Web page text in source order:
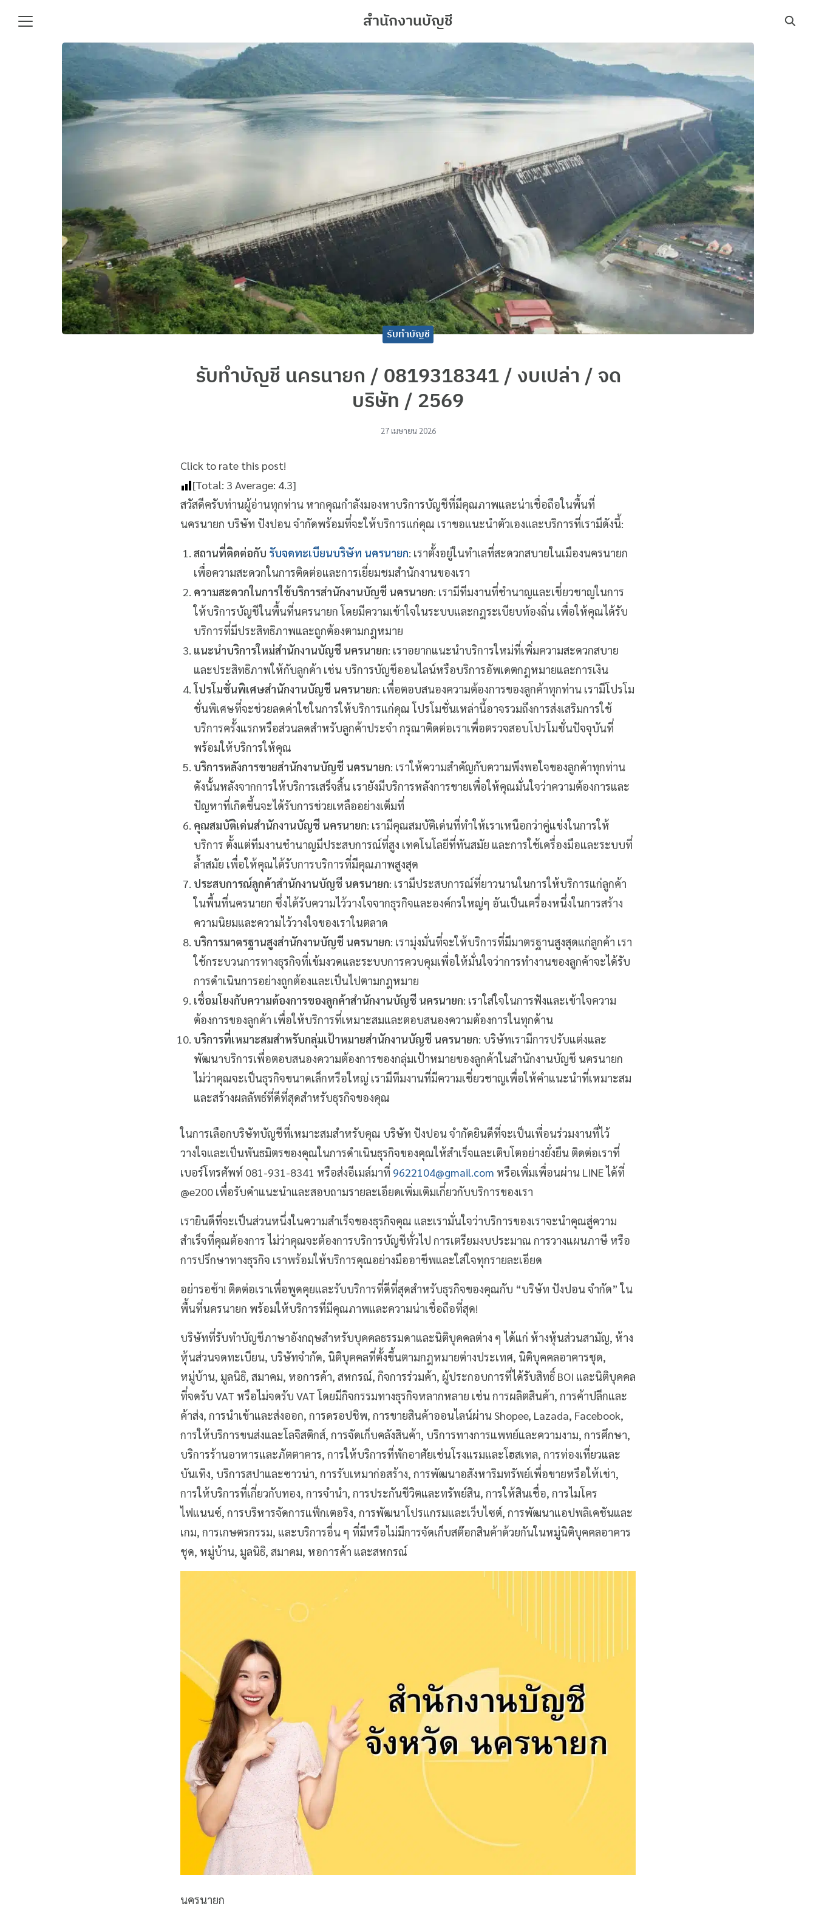
สำนักงานบัญชี
Search
for:
รับทำบัญชี
รับทำบัญชี นครนายก / 0819318341 / งบเปล่า / จด
บริษัท / 2569
27 เมษายน 2026
Click to rate this post!
[Total: 3 Average: 4.3]
สวัสดีครับท่านผู้อ่านทุกท่าน หากคุณกำลังมองหาบริการบัญชีที่มีคุณภาพและน่าเชื่อถือในพื้นที่
นครนายก บริษัท ปังปอน จำกัดพร้อมที่จะให้บริการแก่คุณ เราขอแนะนำตัวเองและบริการที่เรามีดังนี้:
สถานที่ติดต่อกับ รับจดทะเบียนบริษัท นครนายก: เราตั้งอยู่ในทำเลที่สะดวกสบายในเมืองนครนายก
เพื่อความสะดวกในการติดต่อและการเยี่ยมชมสำนักงานของเรา
ความสะดวกในการใช้บริการสำนักงานบัญชี นครนายก: เรามีทีมงานที่ชำนาญและเชี่ยวชาญในการ
ให้บริการบัญชีในพื้นที่นครนายก โดยมีความเข้าใจในระบบและกฎระเบียบท้องถิ่น เพื่อให้คุณได้รับ
บริการที่มีประสิทธิภาพและถูกต้องตามกฎหมาย
แนะนำบริการใหม่สำนักงานบัญชี นครนายก: เราอยากแนะนำบริการใหม่ที่เพิ่มความสะดวกสบาย
และประสิทธิภาพให้กับลูกค้า เช่น บริการบัญชีออนไลน์หรือบริการอัพเดตกฎหมายและการเงิน
โปรโมชั่นพิเศษสำนักงานบัญชี นครนายก: เพื่อตอบสนองความต้องการของลูกค้าทุกท่าน เรามีโปรโม
ชั่นพิเศษที่จะช่วยลดค่าใชในการให้บริการแก่คุณ โปรโมชั่นเหล่านี้อาจรวมถึงการส่งเสริมการใช้
บริการครั้งแรกหรือส่วนลดสำหรับลูกค้าประจำ กรุณาติดต่อเราเพื่อตรวจสอบโปรโมชั่นปัจจุบันที่
พร้อมให้บริการให้คุณ
บริการหลังการขายสำนักงานบัญชี นครนายก: เราให้ความสำคัญกับความพึงพอใจของลูกค้าทุกท่าน
ดังนั้นหลังจากการให้บริการเสร็จสิ้น เรายังมีบริการหลังการขายเพื่อให้คุณมั่นใจว่าความต้องการและ
ปัญหาที่เกิดขึ้นจะได้รับการช่วยเหลืออย่างเต็มที่
คุณสมบัติเด่นสำนักงานบัญชี นครนายก: เรามีคุณสมบัติเด่นที่ทำให้เราเหนือกว่าคู่แข่งในการให้
บริการ ตั้งแต่ทีมงานชำนาญมีประสบการณ์ที่สูง เทคโนโลยีที่ทันสมัย และการใช้เครื่องมือและระบบที่
ล้ำสมัย เพื่อให้คุณได้รับการบริการที่มีคุณภาพสูงสุด
ประสบการณ์ลูกค้าสำนักงานบัญชี นครนายก: เรามีประสบการณ์ที่ยาวนานในการให้บริการแก่ลูกค้า
ในพื้นที่นครนายก ซึ่งได้รับความไว้วางใจจากธุรกิจและองค์กรใหญ่ๆ อันเป็นเครื่องหนึ่งในการสร้าง
ความนิยมและความไว้วางใจของเราในตลาด
บริการมาตรฐานสูงสำนักงานบัญชี นครนายก: เรามุ่งมั่นที่จะให้บริการที่มีมาตรฐานสูงสุดแก่ลูกค้า เรา
ใช้กระบวนการทางธุรกิจที่เข้มงวดและระบบการควบคุมเพื่อให้มั่นใจว่าการทำงานของลูกค้าจะได้รับ
การดำเนินการอย่างถูกต้องและเป็นไปตามกฎหมาย
เชื่อมโยงกับความต้องการของลูกค้าสำนักงานบัญชี นครนายก: เราใส่ใจในการฟังและเข้าใจความ
ต้องการของลูกค้า เพื่อให้บริการที่เหมาะสมและตอบสนองความต้องการในทุกด้าน
บริการที่เหมาะสมสำหรับกลุ่มเป้าหมายสำนักงานบัญชี นครนายก: บริษัทเรามีการปรับแต่งและ
พัฒนาบริการเพื่อตอบสนองความต้องการของกลุ่มเป้าหมายของลูกค้าในสำนักงานบัญชี นครนายก
ไม่ว่าคุณจะเป็นธุรกิจขนาดเล็กหรือใหญ่ เรามีทีมงานที่มีความเชี่ยวชาญเพื่อให้คำแนะนำที่เหมาะสม
และสร้างผลลัพธ์ที่ดีที่สุดสำหรับธุรกิจของคุณ
ในการเลือกบริษัทบัญชีที่เหมาะสมสำหรับคุณ บริษัท ปังปอน จำกัดยินดีที่จะเป็นเพื่อนร่วมงานที่ไว้
วางใจและเป็นพันธมิตรของคุณในการดำเนินธุรกิจของคุณให้สำเร็จและเติบโตอย่างยั่งยืน ติดต่อเราที่
เบอร์โทรศัพท์ 081-931-8341 หรือส่งอีเมล์มาที่ 9622104@gmail.com หรือเพิ่มเพื่อนผ่าน LINE ได้ที่
@e200 เพื่อรับคำแนะนำและสอบถามรายละเอียดเพิ่มเติมเกี่ยวกับบริการของเรา
เรายินดีที่จะเป็นส่วนหนึ่งในความสำเร็จของธุรกิจคุณ และเรามั่นใจว่าบริการของเราจะนำคุณสู่ความ
สำเร็จที่คุณต้องการ ไม่ว่าคุณจะต้องการบริการบัญชีทั่วไป การเตรียมงบประมาณ การวางแผนภาษี หรือ
การปรึกษาทางธุรกิจ เราพร้อมให้บริการคุณอย่างมืออาชีพและใส่ใจทุกรายละเอียด
อย่ารอช้า! ติดต่อเราเพื่อพูดคุยและรับบริการที่ดีที่สุดสำหรับธุรกิจของคุณกับ “บริษัท ปังปอน จำกัด” ใน
พื้นที่นครนายก พร้อมให้บริการที่มีคุณภาพและความน่าเชื่อถือที่สุด!
บริษัทที่รับทำบัญชีภาษาอังกฤษสำหรับบุคคลธรรมดาและนิติบุคคลต่าง ๆ ได้แก่ ห้างหุ้นส่วนสามัญ, ห้าง
หุ้นส่วนจดทะเบียน, บริษัทจำกัด, นิติบุคคลที่ตั้งขึ้นตามกฎหมายต่างประเทศ, นิติบุคคลอาคารชุด,
หมู่บ้าน, มูลนิธิ, สมาคม, หอการค้า, สหกรณ์, กิจการร่วมค้า, ผู้ประกอบการที่ได้รับสิทธิ์ BOI และนิติบุคคล
ที่จดรับ VAT หรือไม่จดรับ VAT โดยมีกิจกรรมทางธุรกิจหลากหลาย เช่น การผลิตสินค้า, การค้าปลีกและ
ค้าส่ง, การนำเข้าและส่งออก, การดรอปชิพ, การขายสินค้าออนไลน์ผ่าน Shopee, Lazada, Facebook,
การให้บริการขนส่งและโลจิสติกส์, การจัดเก็บคลังสินค้า, บริการทางการแพทย์และความงาม, การศึกษา,
บริการร้านอาหารและภัตตาคาร, การให้บริการที่พักอาศัยเช่นโรงแรมและโฮสเทล, การท่องเที่ยวและ
บันเทิง, บริการสปาและซาวน่า, การรับเหมาก่อสร้าง, การพัฒนาอสังหาริมทรัพย์เพื่อขายหรือให้เช่า,
การให้บริการที่เกี่ยวกับทอง, การจำนำ, การประกันชีวิตและทรัพย์สิน, การให้สินเชื่อ, การไมโคร
ไฟแนนซ์, การบริหารจัดการแฟ็กเตอริง, การพัฒนาโปรแกรมและเว็บไซต์, การพัฒนาแอปพลิเคชันและ
เกม, การเกษตรกรรม, และบริการอื่น ๆ ที่มีหรือไม่มีการจัดเก็บสต๊อกสินค้าด้วยกันในหมู่นิติบุคคลอาคาร
ชุด, หมู่บ้าน, มูลนิธิ, สมาคม, หอการค้า และสหกรณ์
นครนายก